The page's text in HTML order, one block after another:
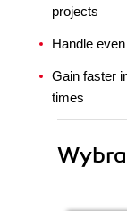
projects
Handle
Gain faster
times